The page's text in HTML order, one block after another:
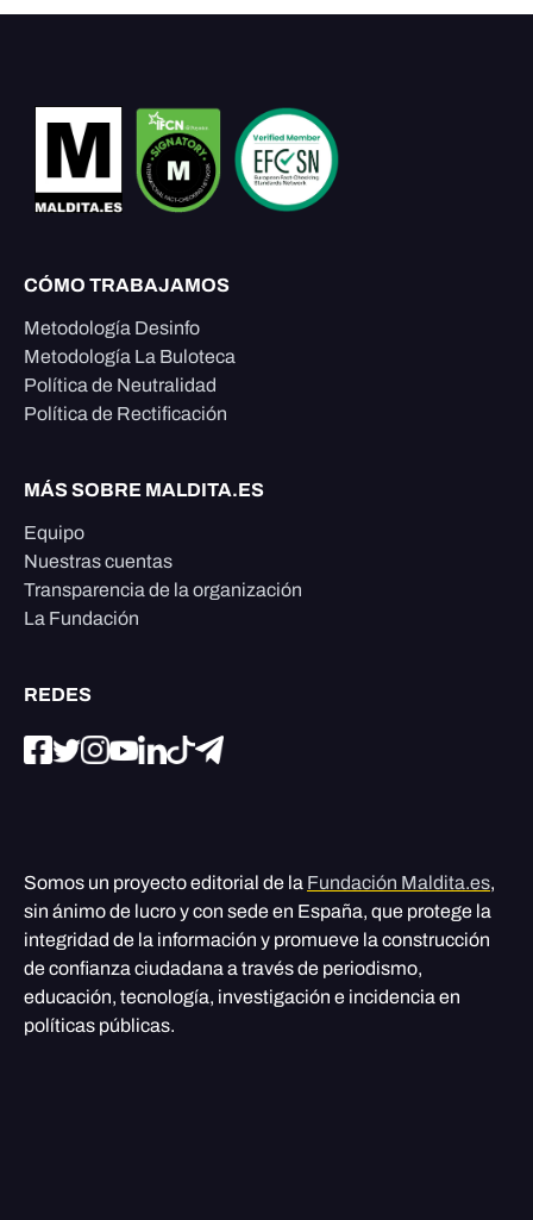
CÓMO TRABAJAMOS
Metodología Desinfo
Metodología La Buloteca
Política de Neutralidad
Política de Rectificación
MÁS SOBRE MALDITA.ES
Equipo
Nuestras cuentas
Transparencia de la organización
La Fundación
REDES
Somos un proyecto editorial de la Fundación Maldita.es,
sin ánimo de lucro y con sede en España, que protege la
integridad de la información y promueve la construcción
de confianza ciudadana a través de periodismo,
educación, tecnología, investigación e incidencia en
políticas públicas.